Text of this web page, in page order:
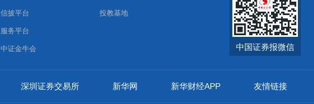
信披平台
服务平台
中证金牛会
投教基地
中国证券报微信
深圳证券交易所 新华网 新华财经APP 友情链接